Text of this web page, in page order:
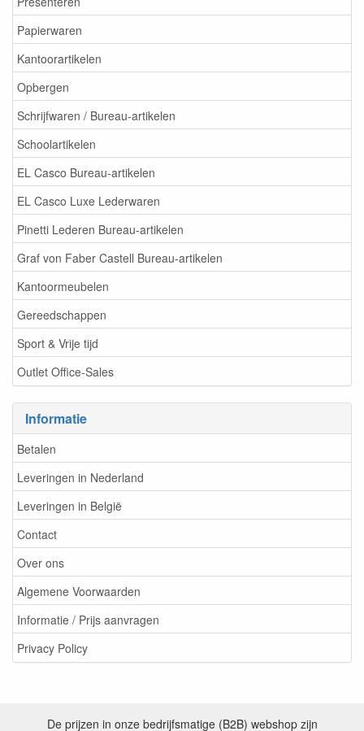
Papierwaren
Kantoorartikelen
Opbergen
Schrijfwaren / Bureau-artikelen
Schoolartikelen
EL Casco Bureau-artikelen
EL Casco Luxe Lederwaren
Pinetti Lederen Bureau-artikelen
Graf von Faber Castell Bureau-artikelen
Kantoormeubelen
Gereedschappen
Sport & Vrije tijd
Outlet Office-Sales
Informatie
Betalen
Leveringen in Nederland
Leveringen in België
Contact
Over ons
Algemene Voorwaarden
Informatie / Prijs aanvragen
Privacy Policy
De prijzen in onze bedrijfsmatige (B2B) webshop zijn